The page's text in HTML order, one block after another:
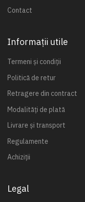
Contact
Informații utile
Termeni și condiții
Politică de retur
Retragere din contract
Modalități de plată
Livrare și transport
Regulamente
Achiziții
Legal